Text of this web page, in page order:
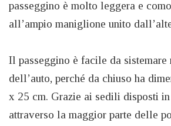
passeggino è molto leggera e
all’ampio maniglione unito
Il passeggino è facile da
dell’auto, perché da chiuso ha
x 25 cm. Grazie ai sedili disposti in
attraverso la maggior parte delle